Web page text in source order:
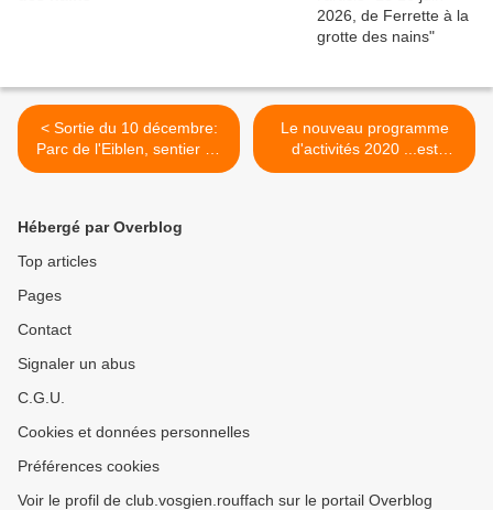
< Sortie du 10 décembre:
Parc de l'Eiblen, sentier de
l'Ill, canal Vauban.
Le nouveau programme
d'activités 2020 ...est
disponible ! >
Hébergé par Overblog
Top articles
Pages
Contact
Signaler un abus
C.G.U.
Cookies et données personnelles
Préférences cookies
Voir le profil de club.vosgien.rouffach sur le portail Overblog